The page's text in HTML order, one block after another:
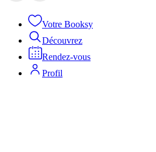
Votre Booksy
Découvrez
Rendez-vous
Profil